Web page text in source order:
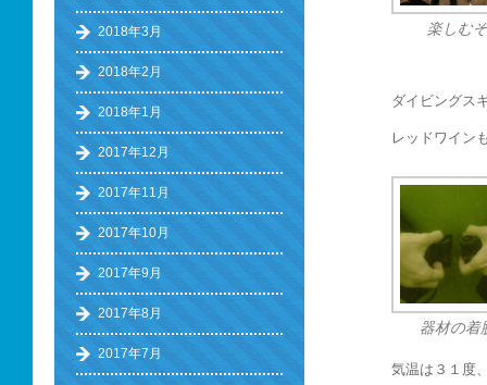
楽しむぞ
ダイビングス
レッドワイン
器材の着
気温は３１度
2018年3月
2018年2月
2018年1月
2017年12月
2017年11月
2017年10月
2017年9月
2017年8月
2017年7月